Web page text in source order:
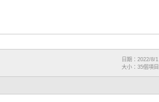
日期：2022/8/1
大小：35個項目